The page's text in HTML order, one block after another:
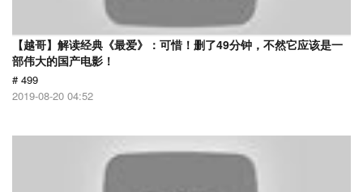
【越哥】解读经典《最爱》：可惜！删了49分钟，不然它应该是一
部伟大的国产电影！
# 499
2019-08-20 04:52